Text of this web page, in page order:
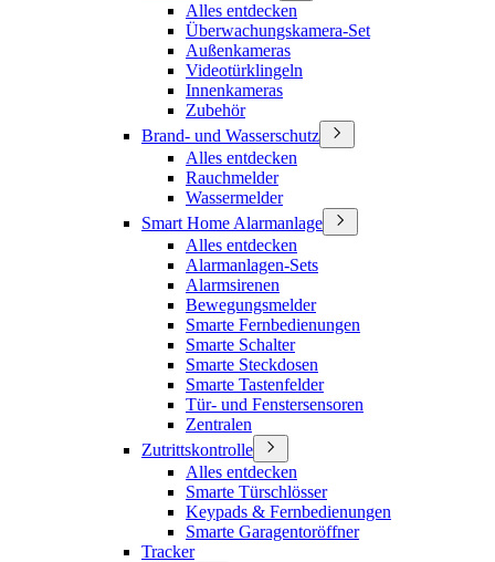
Alles entdecken
Überwachungskamera-Set
Außenkameras
Videotürklingeln
Innenkameras
Zubehör
Brand- und Wasserschutz
Alles entdecken
Rauchmelder
Wassermelder
Smart Home Alarmanlage
Alles entdecken
Alarmanlagen-Sets
Alarmsirenen
Bewegungsmelder
Smarte Fernbedienungen
Smarte Schalter
Smarte Steckdosen
Smarte Tastenfelder
Tür- und Fenstersensoren
Zentralen
Zutrittskontrolle
Alles entdecken
Smarte Türschlösser
Keypads & Fernbedienungen
Smarte Garagentoröffner
Tracker